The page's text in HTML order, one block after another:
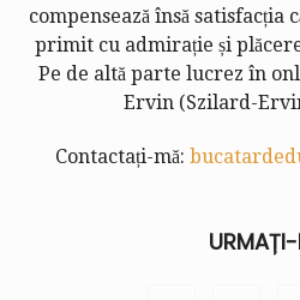
compensează însă satisfacția
primit cu admirație și
Pe de altă parte lucrez în
Ervin (Szilard-
Contactați-mă: